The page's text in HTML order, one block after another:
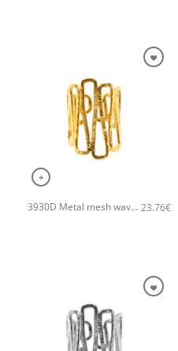
+
3930D Metal mesh wave χειροποίητο δαχτυλιδι Catherine bijoux Χρυσό 23.76€